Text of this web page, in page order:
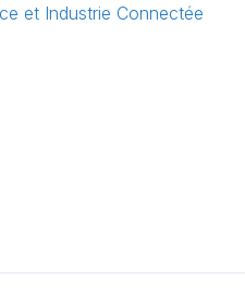
et Industrie Connectée